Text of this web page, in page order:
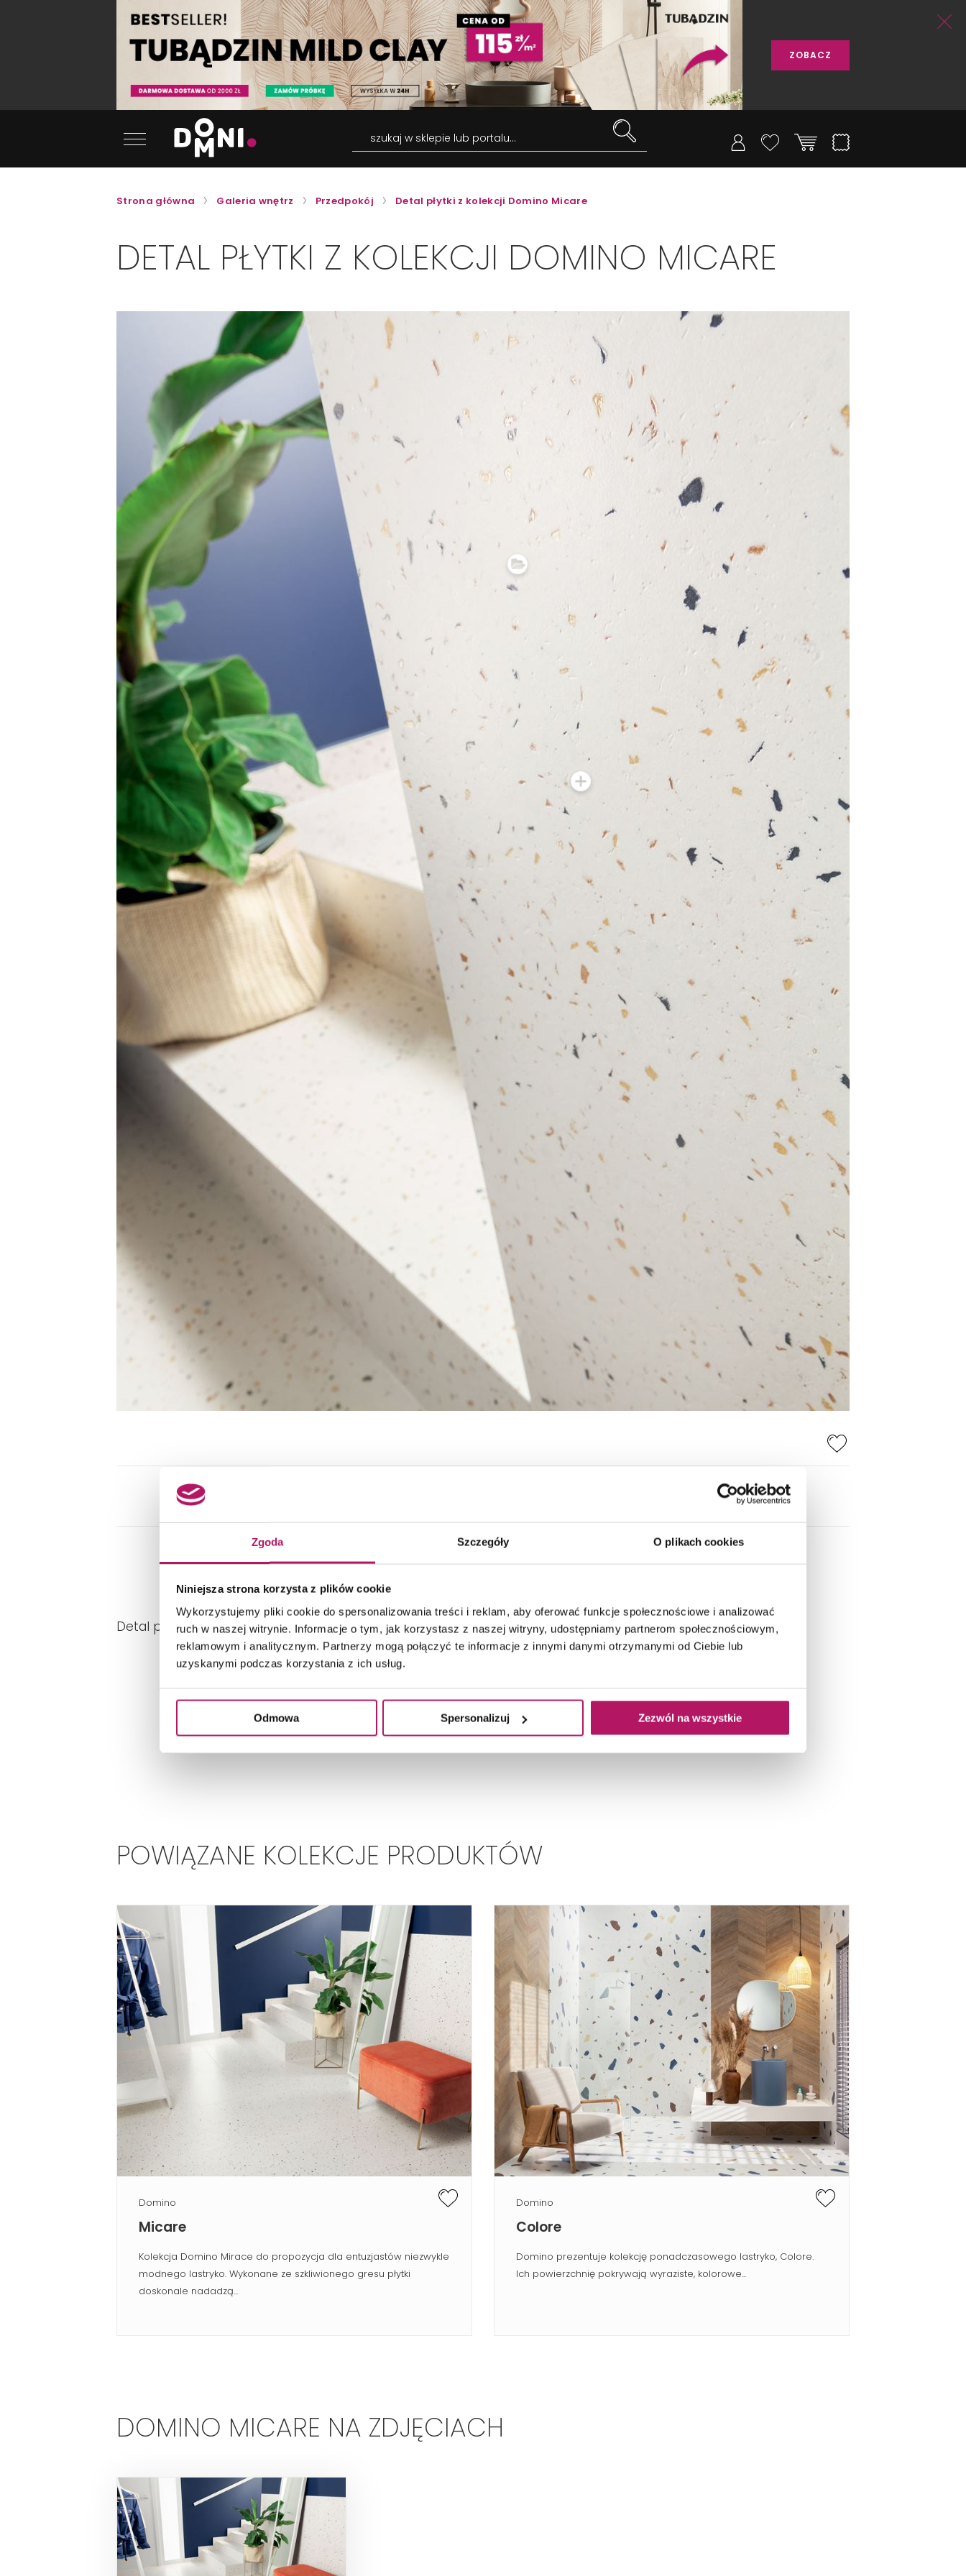
Zgoda Szczegóły O plikach cookies
Niniejsza strona korzysta z plików cookie
Wykorzystujemy pliki cookie do spersonalizowania treści i reklam, aby oferować funkcje społecznościowe i analizować
ruch w naszej witrynie. Informacje o tym, jak korzystasz z naszej witryny, udostępniamy partnerom społecznościowym,
reklamowym i analitycznym. Partnerzy mogą połączyć te informacje z innymi danymi otrzymanymi od Ciebie lub
uzyskanymi podczas korzystania z ich usług.
Odmowa Spersonalizuj Zezwól na wszystkie
ZOBACZ
szukaj w sklepie lub portalu...
Strona główna Galeria wnętrz Przedpokój Detal płytki z kolekcji Domino Micare
DETAL PŁYTKI Z KOLEKCJI DOMINO MICARE
Detal przedpokoju, wykończonej płytkami imitującymi lastryko na ścianie Domino Micare.
Tematy: #Dekoracyjne lastryko
POWIĄZANE KOLEKCJE PRODUKTÓW
Domino
Micare
Kolekcja Domino Mirace do propozycja dla entuzjastów niezwykle
modnego lastryko. Wykonane ze szkliwionego gresu płytki
doskonale nadadzą...
Domino
Colore
Domino prezentuje kolekcję ponadczasowego lastryko, Colore.
Ich powierzchnię pokrywają wyraziste, kolorowe...
DOMINO MICARE NA ZDJĘCIACH